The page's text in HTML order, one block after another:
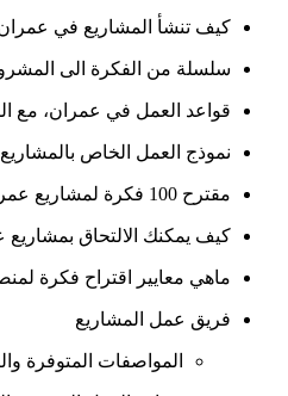
كيف تنشأ المشاريع في
سلسلة من الفكرة الى
قواعد العمل في عمران، مع
نموذج العمل الخاص
مقترح 100 فكرة لمشاريع عمران.
كيف يمكنك الالتحاق
ماهي معايير اقتراح فكرة
فريق عمل المشاريع
المواصفات المتوفرة